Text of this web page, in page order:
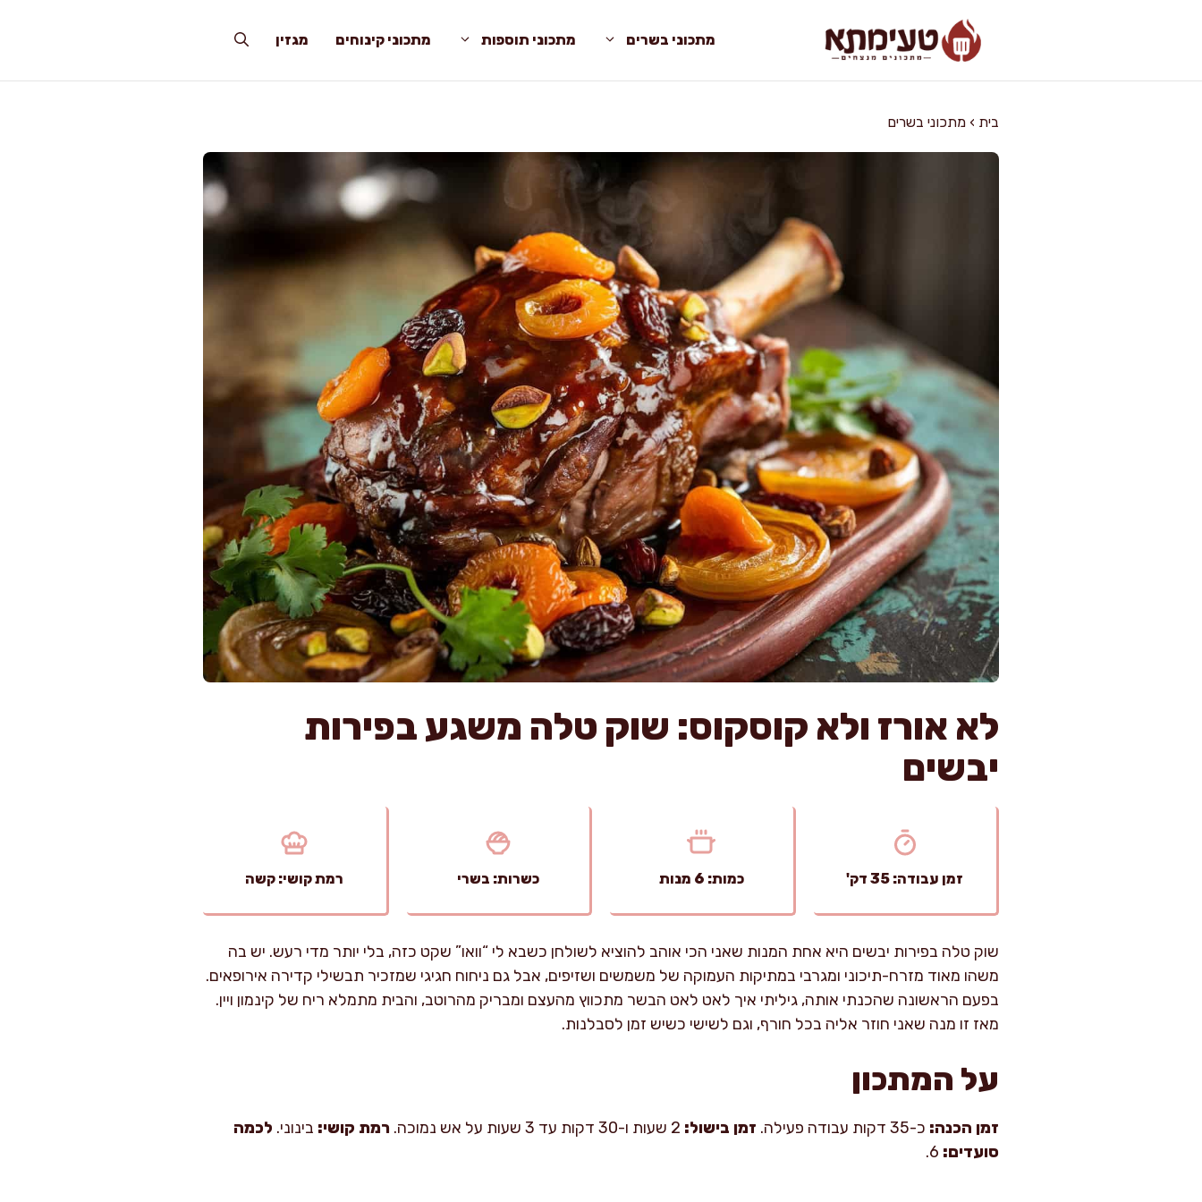
מתכוני בשרים מתכוני תוספות מתכוני קינוחים מגזין
בית › מתכוני בשרים
לא אורז ולא קוסקוס: שוק טלה משגע בפירות
יבשים
זמן עבודה: 35 דק' כמות: 6 מנות כשרות: בשרי רמת קושי: קשה
שוק טלה בפירות יבשים היא אחת המנות שאני הכי אוהב להוציא לשולחן כשבא לי “וואו” שקט כזה, בלי יותר מדי רעש. יש בה
משהו מאוד מזרח-תיכוני ומגרבי במתיקות העמוקה של משמשים ושזיפים, אבל גם ניחוח חגיגי שמזכיר תבשילי קדירה אירופאים.
בפעם הראשונה שהכנתי אותה, גיליתי איך לאט לאט הבשר מתכווץ מהעצם ומבריק מהרוטב, והבית מתמלא ריח של קינמון ויין.
מאז זו מנה שאני חוזר אליה בכל חורף, וגם לשישי כשיש זמן לסבלנות.
על המתכון
זמן הכנה: כ-35 דקות עבודה פעילה. זמן בישול: רמת קושי: בינוני. לכמה
סועדים: